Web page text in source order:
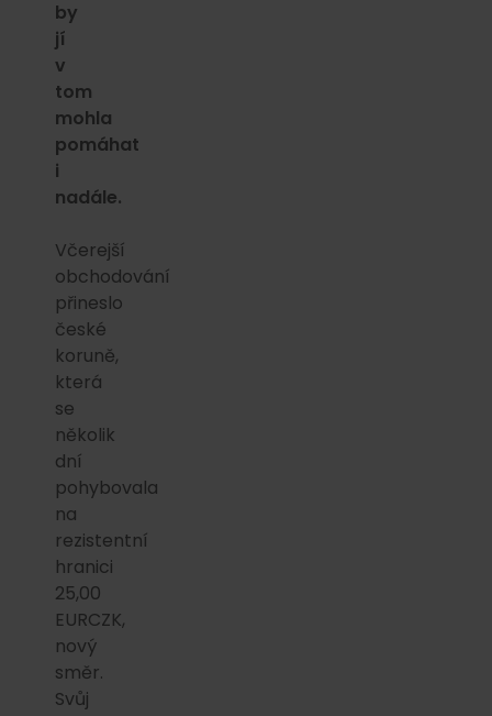
by
jí
v
tom
mohla
pomáhat
i
nadále.
Včerejší
obchodování
přineslo
české
koruně,
která
se
několik
dní
pohybovala
na
rezistentní
hranici
25,00
EURCZK,
nový
směr.
Svůj